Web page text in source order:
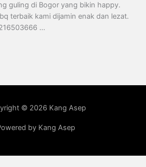
guling di Bogor yang bikin happy.
terbaik kami dijamin enak dan lezat.
…
© 2026 Kang Asep
by Kang Asep